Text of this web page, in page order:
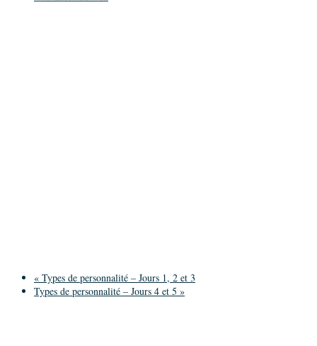
« Types de personnalité – Jours 1, 2 et 3
Types de personnalité – Jours 4 et 5 »